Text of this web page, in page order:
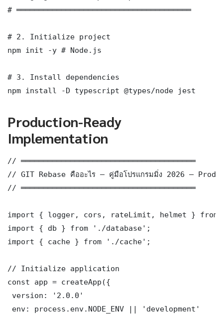
# ═══════════════════════════════════════
# 2. Initialize project
npm init -y # Node.js
# 3. Install dependencies
npm install -D typescript @types/node jest
Production-Ready
Implementation
// ═══════════════════════════════════════
// GIT Rebase คืออะไร — คู่มือโปรแกรมมิ่ง 2026 —
// ═══════════════════════════════════════
import { logger, cors, rateLimit, helmet } from
import { db } from './database';
import { cache } from './cache';
// Initialize application
const app = createApp({
version: '2.0.0'
env: process.env.NODE_ENV || 'development'